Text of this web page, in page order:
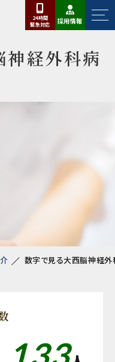
24時間
緊急対応 採用情報
神経外科病
数字で見る大西脳神経外